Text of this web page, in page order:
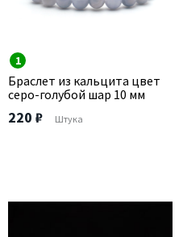
1
Браслет из кальцита цвет
серо-голубой шар 10 мм
220 ₽ Штука